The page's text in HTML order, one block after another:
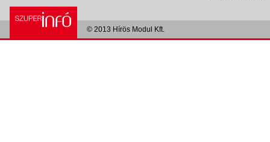
© 2013 Hírös Modul Kft.